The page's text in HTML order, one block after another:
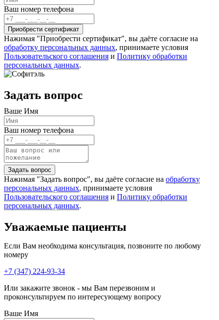
Ваш номер телефона
Нажимая "Приобрести сертификат", вы даёте согласие на
обработку персональных данных, принимаете условия
Пользовательского соглашения и Политику обработки
персональных данных.
Задать вопрос
Ваше Имя
Ваш номер телефона
Нажимая "Задать вопрос", вы даёте согласие на обработку
персональных данных, принимаете условия
Пользовательского соглашения и Политику обработки
персональных данных.
Уважаемые пациенты
Если Вам необходима консультация, позвоните по любому
номеру
+7 (347) 224-93-34
Или закажите звонок - мы Вам перезвоним и
проконсультируем по интересующему вопросу
Ваше Имя